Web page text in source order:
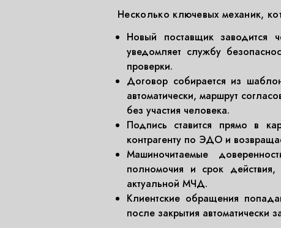
Несколько ключевых механик,
Новый поставщик
уведомляет службу
проверки.
Договор собирается из
автоматически, маршрут
без участия человека.
Подпись ставится прямо в
контрагенту по ЭДО и
Машиночитаемые
полномочия и срок
актуальной МЧД.
Клиентские обращения
после закрытия автоматически